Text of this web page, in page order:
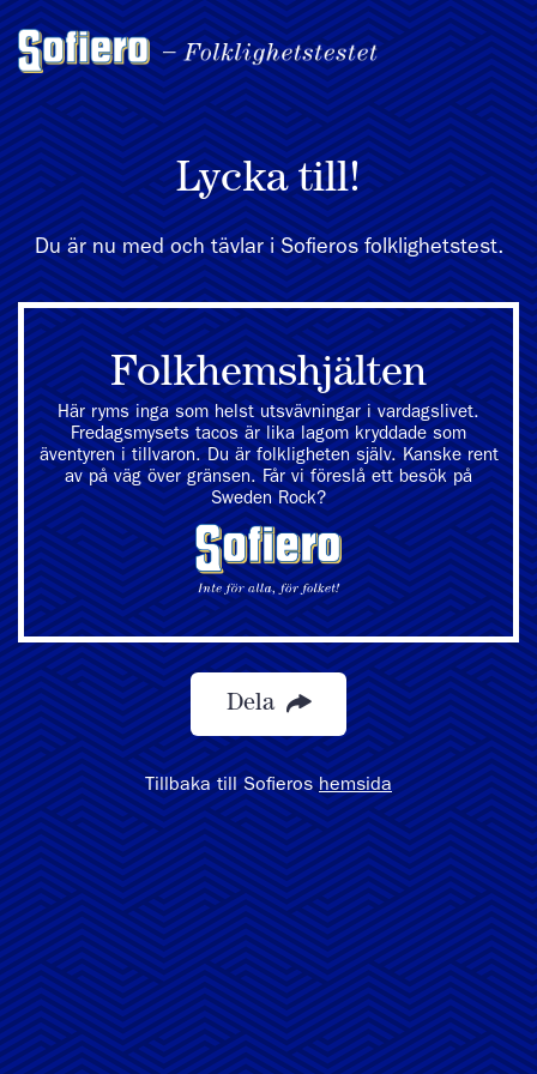
Lycka till!
Du är nu med och tävlar i Sofieros folklighetstest.
Folkhemshjälten
Här ryms inga som helst utsvävningar i vardagslivet.
Fredagsmysets tacos är lika lagom kryddade som
äventyren i tillvaron. Du är folkligheten själv. Kanske rent
av på väg över gränsen. Får vi föreslå ett besök på
Sweden Rock?
Dela
Tillbaka till Sofieroshemsida